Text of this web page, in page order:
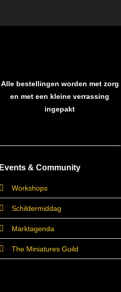
Alle bestellingen worden met zorg
en met een kleine verrassing
ingepakt
Events & Community
Workshops
Schildermiddag
Marktagenda
The Miniatures Guild